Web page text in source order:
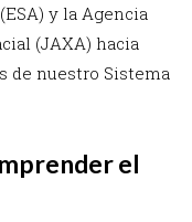
y la Agencia
(JAXA) hacia
de nuestro Sistema
el